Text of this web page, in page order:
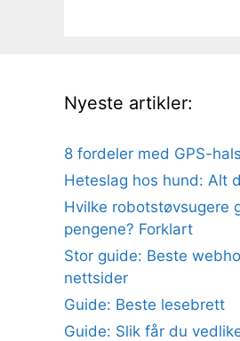
Nyeste artikler:
8 fordeler med GPS-
Heteslag hos hund: Alt
Hvilke robotstøvsugere
pengene? Forklart
Stor guide: Beste
nettsider
Guide: Beste lesebrett
Guide: Slik får du